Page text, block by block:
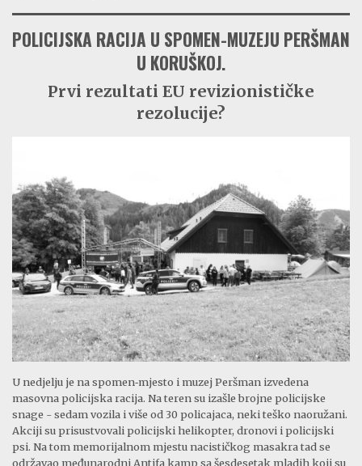
POLICIJSKA RACIJA U SPOMEN-MUZEJU PERŠMAN
U KORUŠKOJ.
Prvi rezultati EU revizionističke
rezolucije?
U nedjelju je na spomen‑mjesto i muzej Peršman izvedena
masovna policijska racija. Na teren su izašle brojne policijske
snage - sedam vozila i više od 30 policajaca, neki teško naoružani.
Akciji su prisustvovali policijski helikopter, dronovi i policijski
psi. Na tom memorijalnom mjestu nacističkog masakra tad se
održavao međunarodni Antifa kamp sa šesdesetak mladih koji su